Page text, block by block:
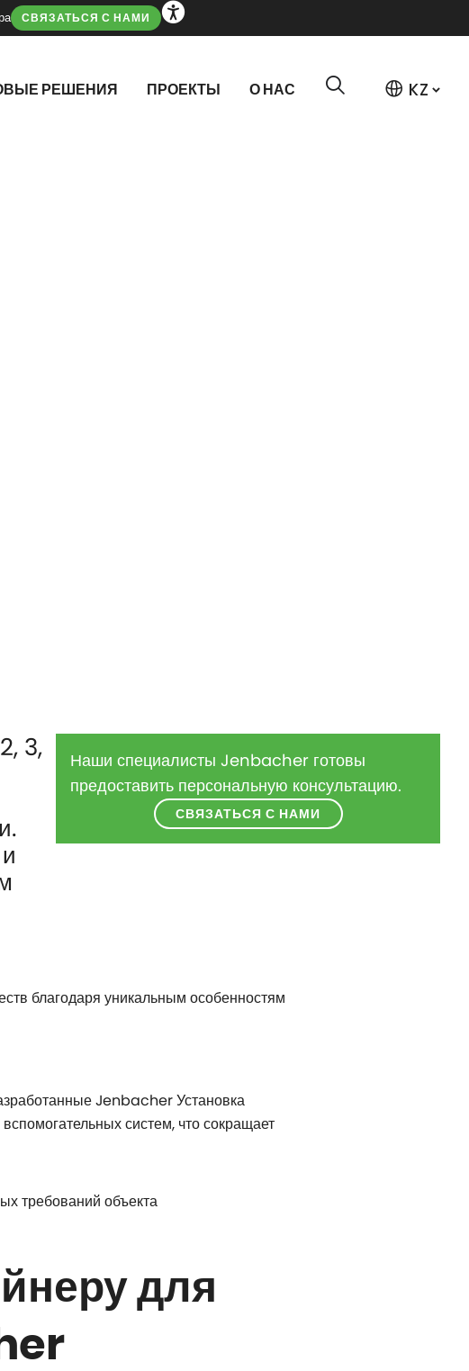
СВЯЗАТЬСЯ С НАМИ
РЕШЕНИЯ ПРОЕКТЫ О НАС
3,
Наши специалисты Jenbacher готовы
предоставить персональную консультацию.
СВЯЗАТЬСЯ С НАМИ
благодаря уникальным особенностям
Jenbacher Установка
систем, что сокращает
требований объекта
для